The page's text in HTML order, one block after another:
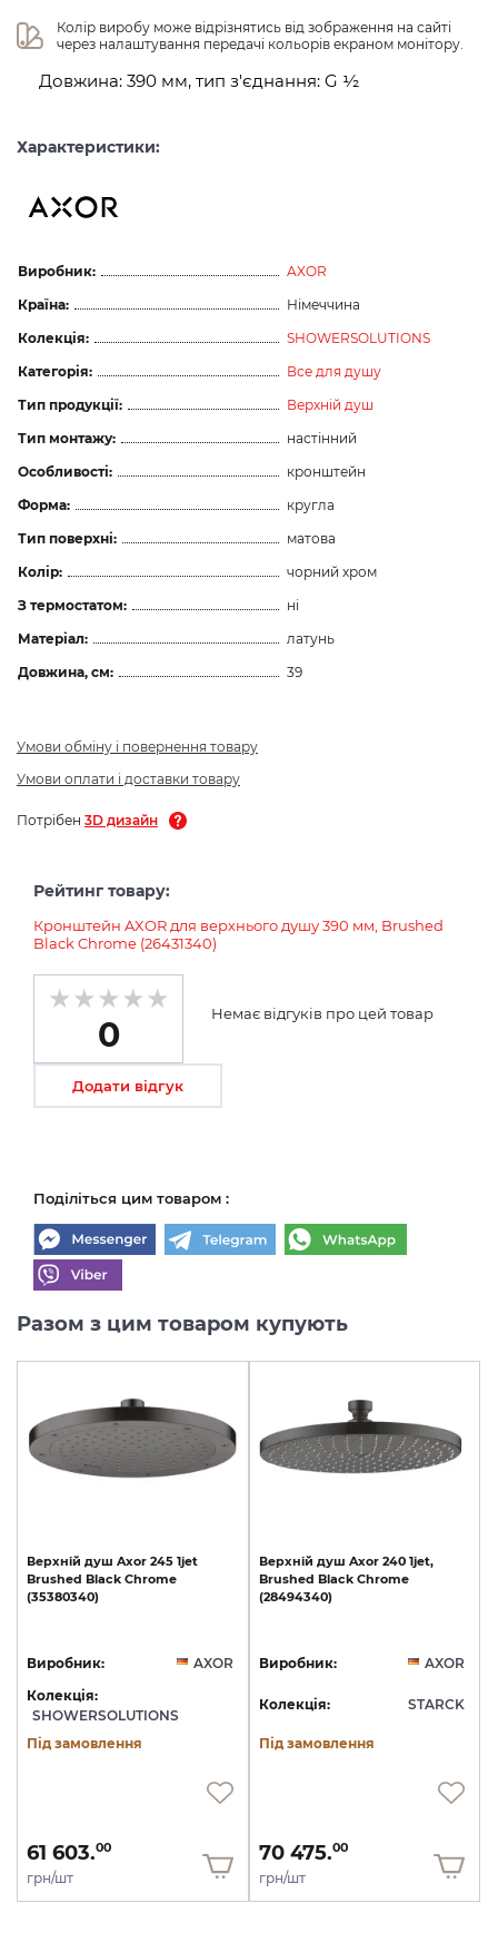
Колір виробу може відрізнятись від зображення на сайті
через налаштування передачі кольорів екраном монітору.
Довжина: 390 мм, тип з'єднання: G ½
Характеристики:
Виробник:
AXOR
Країна:
Німеччина
Колекція:
SHOWERSOLUTIONS
Категорія:
Все для душу
Тип продукції:
Верхній душ
Тип монтажу:
настінний
Особливості:
кронштейн
Форма:
кругла
Тип поверхні:
матова
Колір:
чорний хром
З термостатом:
ні
Матеріал:
латунь
Довжина, см:
39
Умови обміну і повернення товару
Умови оплати і доставки товару
Потрібен 3D дизайн
Рейтинг товару:
Кронштейн AXOR для верхнього душу 390 мм, Brushed
Black Chrome (26431340)
0
Немає відгуків про цей товар
Додати відгук
Поділіться цим товаром :
Разом з цим товаром купують
Верхній душ Axor 245 1jet
Brushed Black Chrome
(35380340)
Виробник:
AXOR
Колекція:
SHOWERSOLUTIONS
Під замовлення
61 603.00
грн/шт
Верхній душ Axor 240 1jet,
Brushed Black Chrome
(28494340)
Виробник: AXOR
Колекція: STARCK
Під замовлення
70 475.00
грн/шт